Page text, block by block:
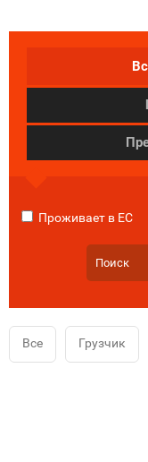
Проживает в ЕС
Все Грузчик